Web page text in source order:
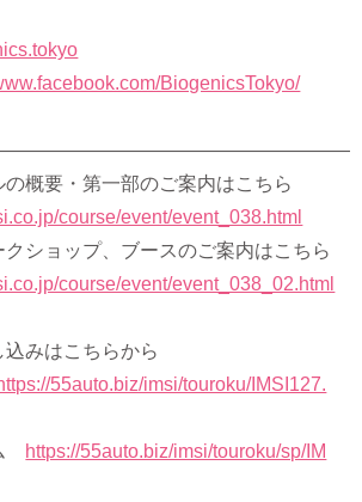
BiogenicsTokyo/
の概要・第一部のご案内はこちら
course/event/event_038.html
クショップ、ブースのご案内はこちら
course/event/event_038_02.html
込みはこちらから
55auto.biz/imsi/touroku/IMSI127.
https://55auto.biz/imsi/touroku/sp/IM